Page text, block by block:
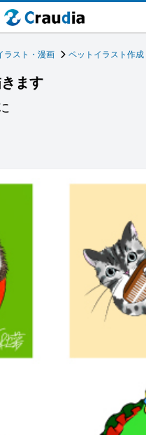
ラスト・漫画 ペットイラスト作成
ます